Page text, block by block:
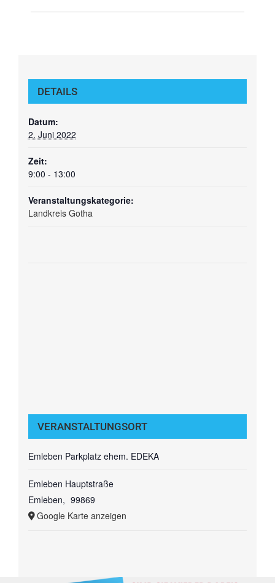
DETAILS
Datum:
2. Juni 2022
Zeit:
9:00 - 13:00
Veranstaltungskategorie:
Landkreis Gotha
VERANSTALTUNGSORT
Emleben Parkplatz ehem. EDEKA
Emleben Hauptstraße
Emleben, 99869
Google Karte anzeigen